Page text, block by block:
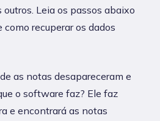
Leia os passos abaixo
recuperar os dados
as notas desapareceram e
o software faz? Ele faz
e encontrará as notas